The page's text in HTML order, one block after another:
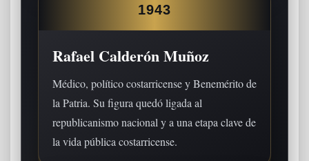
1943
Rafael Calderón Muñoz
Médico, político costarricense y Benemérito de
la Patria. Su figura quedó ligada al
republicanismo nacional y a una etapa clave de
la vida pública costarricense.